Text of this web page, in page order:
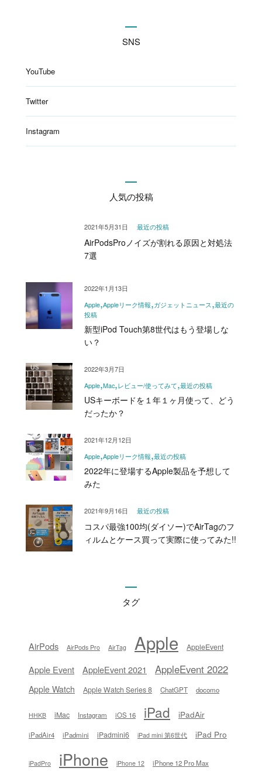
SNS
YouTube
Twitter
Instagram
人気の投稿
最近の投稿
AirPodsProノイズが割れる原因と対処法
7選
2021年5月31日
Apple Appleリーク情報 ガジェットニュース 最近の
投稿
新型iPod Touch第8世代はもう登場しな
い？
2022年1月13日
Apple Mac レビュー/使ってみて 最近の投稿
USキーボードを１年１ヶ月使って、どう
だったか？
2022年3月7日
Apple Appleリーク情報 最近の投稿
2022年に登場するApple製品を予想して
みた
2021年12月12日
最近の投稿
コスパ最強100均(ダイソー)でAirTagのフ
ィルムとケース買って実際に使ってみた!!
2021年9月16日
タグ
AirPods AirPods Pro AirTag Apple AppleEvent
Apple Event AppleEvent 2021 AppleEvent 2022
Apple Watch Apple Watch Series 8 ChatGPT docomo
HHKB iMac Instagram iOS 16 iPad iPadAir
iPadAir4 iPadmini iPadmini6 iPad mini 第6世代 iPad Pro
iPadPro iPhone iPhone 12 iPhone 12 Pro Max